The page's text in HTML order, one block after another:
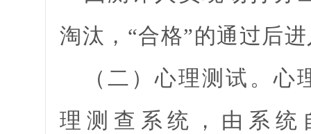
淘汰，“合格”的通过后
（二）心理测试。
理测查系统，由系统